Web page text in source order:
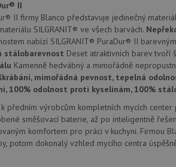
II
II firmy Blanco představuje jedinečný
SILGRANIT® ve všech barvách.
nabízí SILGRANIT® PuraDur® II
stálobarevnost Deset atraktivních barev tvoří
Kamenně hedvábný a mimořádně
mimořádná pevnost, tepelná
100% odolnost proti kyselinám, 100%
předním výrobcům kompletních mycích
směšovací baterie, až po inteligentně
komfortem pro práci v kuchyni. Firmou
potom dokonalý vzhled mycího centra
mohl vidět před
.seznam.cz
4 týdny 2
dny
Toto je velmi
nalezen jako
použit jako pro
.drezy-
blanco.cz
4 týdny 2
dny
Toto je velmi
nalezen jako
použit jako pro
Google LLC
.doubleclick.net
15 minut
Tento soubor
(kterou vlastní
návštěvníka webu
Google LLC
.youtube.com
Zavřením
prohlížeče
Tento soubor
zobrazení